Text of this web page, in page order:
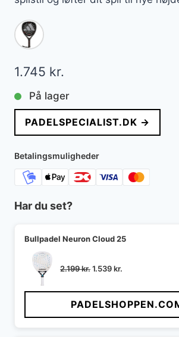
1.745 kr.
På lager
PADELSPECIALIST.DK →
Betalingsmuligheder
Har du set?
Bullpadel Neuron Cloud 25
2.199kr.Den
pris
var:
2.199 kr..
1.539kr.
pris
er:
1.539 kr..